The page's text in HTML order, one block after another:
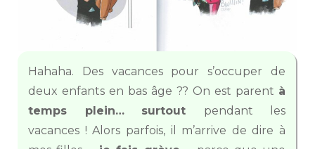
Hahaha. Des vacances pour s’occuper de
deux enfants en bas âge ?? On est parent à
temps plein…
surtout pendant les
vacances ! Alors parfois, il m’arrive de dire à